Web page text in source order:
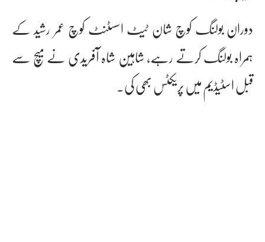
دوران بولنگ کوچ شان ٹیٹ اسسٹنٹ کوچ عمر رشید کے
ہمراہ بولنگ کرتے رہے، شاہین شاہ آفریدی نے میچ سے
قبل اسٹیڈیم میں پریکٹس بھی کی۔